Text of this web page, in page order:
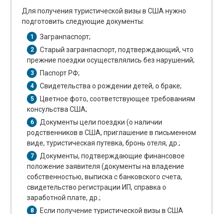
Для получения туристической визы в США нужно
подготовить следующие документы:
1 Загранпаспорт;
2
Старый загранпаспорт, подтверждающий, что
прежние поездки осуществлялись без нарушений;
3 Паспорт РФ;
4 Свидетельства о рождении детей, о браке;
5
Цветное фото, соответствующее требованиям
консульства США;
6
Документы цели поездки (о наличии
родственников в США, приглашение в письменном
виде, туристическая путевка, бронь отеля, др.;
7
Документы, подтверждающие финансовое
положение заявителя (документы на владение
собственностью, выписка с банковского счета,
свидетельство регистрации ИП, справка о
заработной плате, др.;
8 Если получение туристической визы в США